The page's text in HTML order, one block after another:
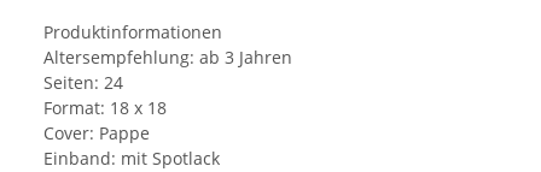
Produktinformationen
Altersempfehlung: ab 3 Jahren
Seiten: 24
Format: 18 x 18
Cover: Pappe
Einband: mit Spotlack